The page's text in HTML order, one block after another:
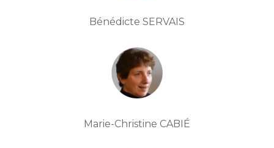
Bénédicte SERVAIS
Marie-Christine CABIÉ